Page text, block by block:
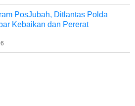
PosJubah, Ditlantas Polda
Kebaikan dan Pererat